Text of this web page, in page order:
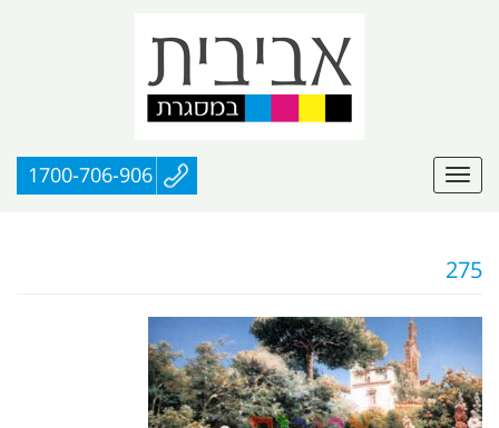
1700-706-906
275